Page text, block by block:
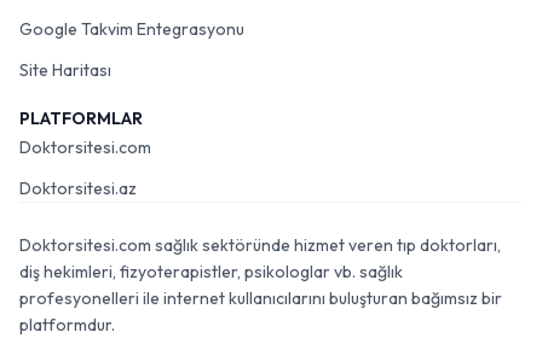
Google Takvim Entegrasyonu
Site Haritası
PLATFORMLAR
Doktorsitesi.com
Doktorsitesi.az
Doktorsitesi.com sağlık sektöründe hizmet veren tıp doktorları,
diş hekimleri, fizyoterapistler, psikologlar vb. sağlık
profesyonelleri ile internet kullanıcılarını buluşturan bağımsız bir
platformdur.